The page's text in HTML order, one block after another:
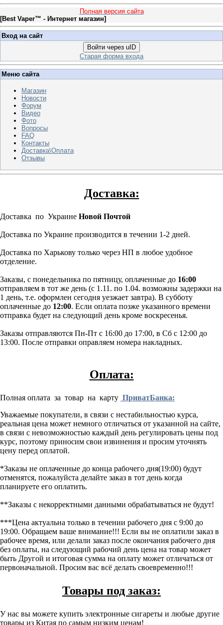
Полная версия сайта
[Best Vaper™ - Интернет магазин]
Вход на сайт
Войти через uID
Старая форма входа
Меню сайта
Магазин
Новости
Форум
Видео
Фото
Вопросы
FAQ
Контакты
Доставка\Оплата
Отзывы
Доставка:
Доставка по Украине Новой Почтой
Доставка по Украине производится в течении 1-2 дней.
Доставка по Харькову только через НП в любое удобное
отделение.
Заказы, с понедельника по пятницу, оплаченные до 16:00
отправляем в тот же день (с 1.11. по 1.04. возможны задержки на
1 день, т.е. оформлен сегодня уезжает завтра). В субботу
оплаченные до 12:00. Если оплата позже указанного времени
отправка будет на следующий день кроме воскресенья.
Заказы отправляются Пн-Пт с 16:00 до 17:00, в Сб с 12:00 до
13:00. После отправки оправляем номера накладных.
Оплата:
Полная оплата за товар на карту ПриватБанка:
Уважаемые покупатели, в связи с нестабильностью курса,
реальная цена может немного отличаться от указанной на сайте,
в связи с невозможностью каждый день регулировать цены под
курс, поэтому приносим свои извинения и просим уточнять
цену перед оплатой.
*Заказы не оплаченные до конца рабочего дня(19:00) будут
отменятся, пожалуйста делайте заказ в тот день когда
планируете его оплатить.
**Заказы с некорректными данными обрабатываться не будут!
***Цена актуальна только в течении рабочего дня с 9:00 до
19:00. Обращаем ваше внимание!!! Если вы не оплатили заказ в
рабочее время, или делали заказ после окончания рабочего дня
без оплаты, на следующий рабочий день цена на товар может
быть Другой и итоговая сумма на оплату может отличаться от
первоначальной. Просим вас всё делать своевременно!!!
Товары под заказ:
У нас вы можете купить электронные сигареты и любые другие
товары из Китая по самым низким ценам!